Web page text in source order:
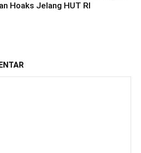
Hoaks Jelang HUT RI